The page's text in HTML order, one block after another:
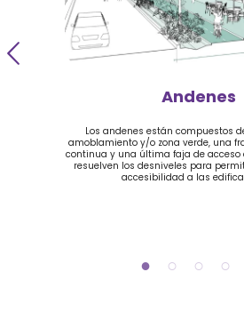
Andenes
Los andenes están compuestos
amoblamiento y/o zona verde, una
continua y una última faja de acceso
resuelven los desniveles para
accesibilidad a las